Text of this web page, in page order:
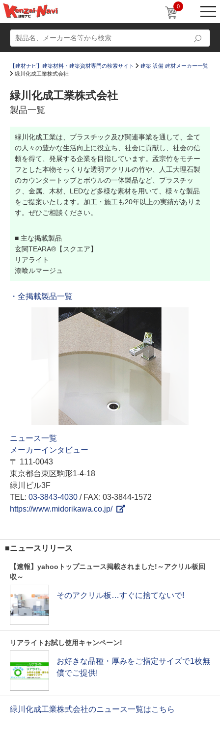
0
かたなび コラム
すまいリング 設計士インタビュー
Q＆A 販売・施工代理店募集
お気に入り
【建材ナビ】建築材料・建築資材専門の検索サイト
建築 設備 建材メーカー一覧
緑川化成工業株式会社
緑川化成工業株式会社
製品一覧
緑川化成工業は、プラスチック及び関連事業を通して、全て
の人々の豊かな生活向上に役立ち、社会に貢献し、社会の信
頼を得て、発展する企業を目指しています。孟宗竹をモチー
フとした本物そっくりな透明アクリルの竹や、人工大理石製
のカウンタートップとボウルの一体製品など、プラスチッ
ク、金属、木材、LEDなど多様な素材を用いて、様々な製品
をご提案いたします。加工・施工も20年以上の実績がありま
す。ぜひご相談ください。
■ 主な掲載製品
玄関TEARA®【スクエア】
リアライト
漆喰ルマージュ
・全掲載製品一覧
ニュース一覧
メーカーインタビュー
〒 111-0043
東京都台東区駒形1-4-18
緑川ビル3F
TEL: 03-3843-4030 / FAX: 03-3844-1572
https://www.midorikawa.co.jp/
■ニュースリリース
【速報】yahooトップニュース掲載されました!～アクリル板回
収～
そのアクリル板…すぐに捨てないで!
リアライトお試し使用キャンペーン!
お好きな品種・厚みをご指定サイズで1枚無
償でご提供!
緑川化成工業株式会社のニュース一覧はこちら